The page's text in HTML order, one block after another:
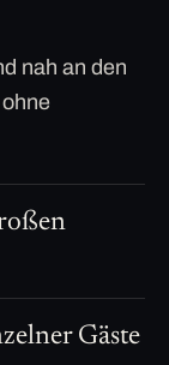
nah an den
Gäste